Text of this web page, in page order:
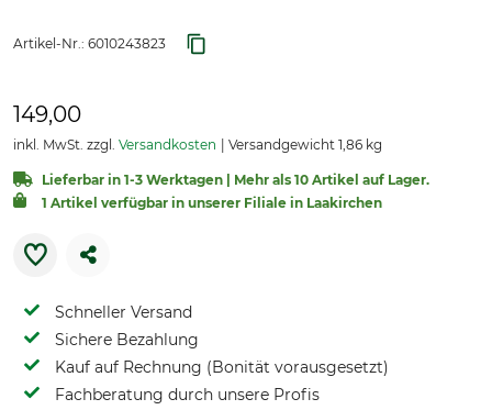
Artikel-Nr.: 6010243823
149,00
inkl. MwSt. zzgl. Versandkosten Versandgewicht 1,86 kg
Lieferbar in 1-3 Werktagen | Mehr als 10 Artikel auf Lager.
1 Artikel verfügbar in unserer Filiale in Laakirchen
Schneller Versand
Sichere Bezahlung
Kauf auf Rechnung (Bonität vorausgesetzt)
Fachberatung durch unsere Profis